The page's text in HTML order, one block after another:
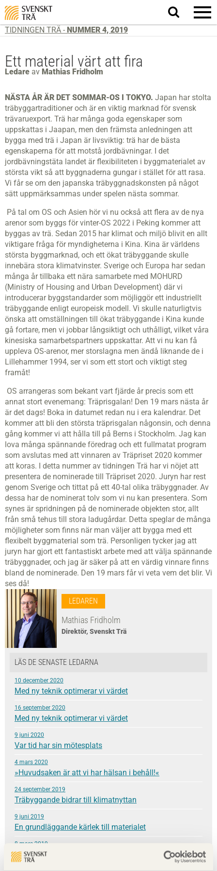
Sök
på
TIDNINGEN TRÄ - NUMMER 4, 2019
Ett material värt att fira
Ledare av Mathias Fridholm
NÄSTA ÅR ÄR DET SOMMAR-OS I TOKYO. Japan har stolta
träbyggartraditioner och är en viktig marknad för svensk
trävaruexport. Trä har många goda egenskaper som
uppskattas i Jaapan, men den främsta anledningen att
bygga med trä i Japan är livsviktig: trä har de bästa
egenskaperna för att motstå jordbävningar. I det
jordbävningstäta landet är flexibiliteten i byggmaterialet av
största vikt så att byggnaderna gungar i stället för att rasa.
Vi får se om den japanska träbyggnadskonsten på något
sätt uppmärksammas under spelen nästa sommar.
På tal om OS och Asien hör vi nu också att flera av de nya
arenor som byggs för vinter-OS 2022 i Peking kommer att
byggas av trä. Sedan 2015 har klimat och miljö blivit en allt
viktigare fråga för myndigheterna i Kina. Kina är världens
största byggmarknad, och ett ökat träbyggande skulle
innebära stora klimatvinster. Sverige och Europa har sedan
många år tillbaka ett nära samarbete med MOHURD
(Ministry of Housing and Urban Development) där vi
introducerar byggstandarder som möjliggör ett industriellt
träbyggande enligt europeisk modell. Vi skulle naturligtvis
önska att omställningen till ökat träbyggande i Kina kunde
gå fortare, men vi jobbar långsiktigt och uthålligt, vilket våra
kinesiska samarbetspartners uppskattar. Att vi nu kan få
uppleva OS-arenor, mer storslagna men ändå liknande de i
Lillehammer 1994, ser vi som ett stort och viktigt steg
framåt!
OS arrangeras som bekant vart fjärde år precis som ett
annat stort evenemang: Träprisgalan! Den 19 mars nästa år
är det dags! Boka in datumet redan nu i era kalendrar. Det
kommer att bli den största träprisgalan någonsin, och denna
gång kommer vi att hålla till på Berns i Stockholm. Jag kan
lova många spännande föredrag och ett fullmatat program
som avslutas med att vinnaren av Träpriset 2020 kommer
att koras. I detta nummer av tidningen Trä har vi nöjet att
presentera de nominerade till Träpriset 2020. Juryn har rest
genom Sverige och tittat på ett 40-tal olika träbyggnader. Av
dessa har de nominerat tolv som vi nu kan presentera. Som
synes är spridningen på de nominerade objekten stor, allt
från små tehus till stora ladugårdar. Detta speglar de många
möjligheter som finns när man väljer att bygga med ett
flexibelt byggmaterial som trä. Personligen tycker jag att
juryn har gjort ett fantastiskt arbete med att välja spännande
träbyggnader, och jag är säker på att en värdig vinnare finns
bland de nominerade. Den 19 mars får vi veta vem det blir. Vi
ses då!
LEDAREN
Mathias Fridholm
Direktör, Svenskt Trä
LÄS DE SENASTE LEDARNA
10 december 2020
Med ny teknik optimerar vi värdet
16 september 2020
Med ny teknik optimerar vi värdet
9 juni 2020
Var tid har sin mötesplats
4 mars 2020
»Huvudsaken är att vi har hälsan i behåll!«
24 september 2019
Träbyggande bidrar till klimatnyttan
9 juni 2019
En grundläggande kärlek till materialet
8 mars 2019
Hållbar helhet